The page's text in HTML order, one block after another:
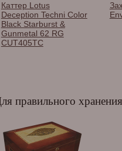
Каттер Lotus
Deception Techni Color
Black Starburst &
Gunmetal 62 RG
CUT405TC
правильного